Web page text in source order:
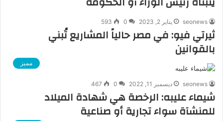
seonews يناير 2, 2023 0
593
ثيرتي فيو: في مصر حالياً المشاريع تُبني
بالقوانين
مميز
seonews ديسمبر 11, 2022 0
467
شيماء عليبه: الرخصة هي شهادة الميلاد
للمنشآة سواء تجارية أو صناعية